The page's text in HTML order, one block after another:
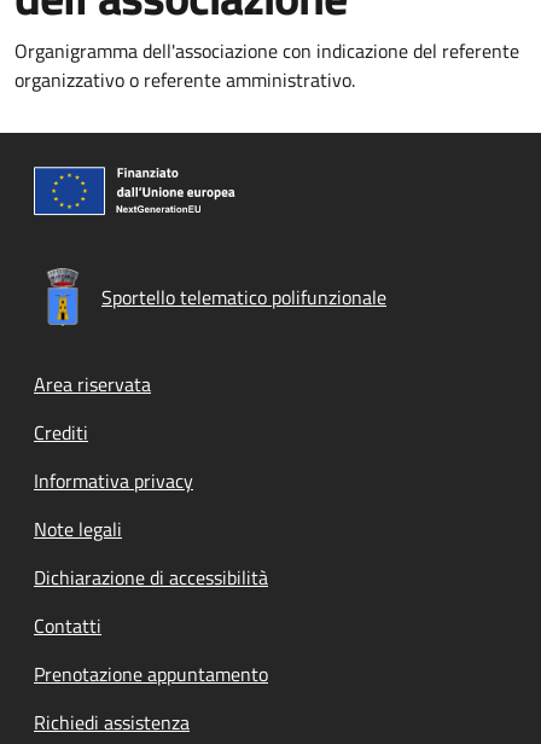
Organigramma dell'associazione con indicazione del referente
organizzativo o referente amministrativo.
Sportello telematico polifunzionale
Footer menu
Area riservata
Crediti
Informativa privacy
Note legali
Dichiarazione di accessibilità
Contatti
Prenotazione appuntamento
Richiedi assistenza